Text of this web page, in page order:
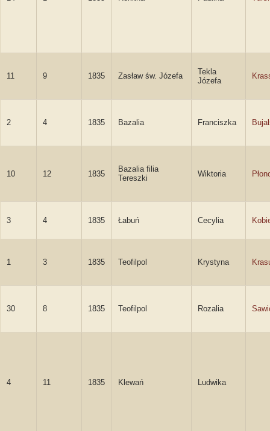
11 9 1835 Zasław św. Józefa
Tekla
Józefa
2 4 1835 Bazalia Franciszka
10 12 1835
Bazalia filia
Tereszki
Wiktoria
3 4 1835 Łabuń Cecylia
1 3 1835 Teofilpol Krystyna
30 8 1835 Teofilpol Rozalia
4 11 1835 Klewań Ludwika